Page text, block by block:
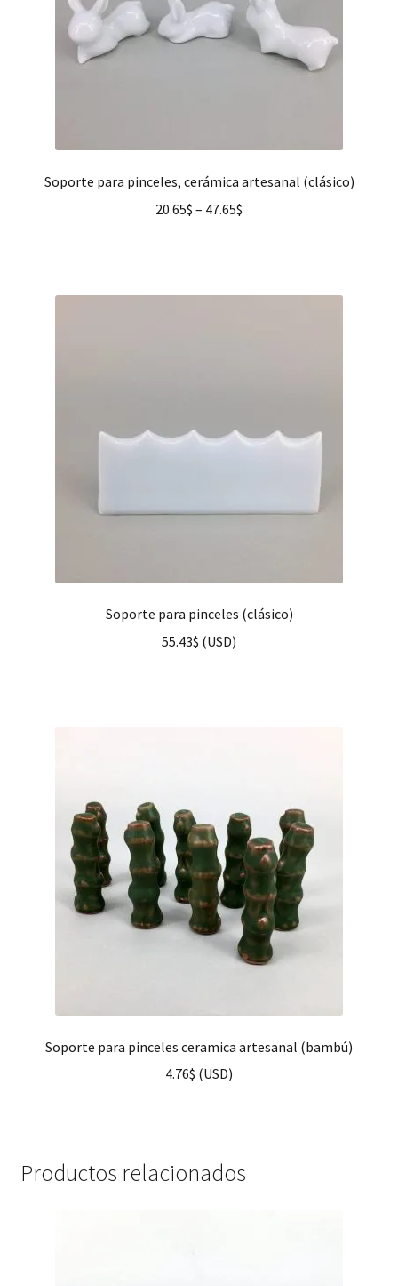
Soporte para pinceles, cerámica artesanal (clásico)
20.65$ – 47.65$
Soporte para pinceles (clásico)
55.43$ (USD)
Soporte para pinceles ceramica artesanal (bambú)
4.76$ (USD)
Productos relacionados